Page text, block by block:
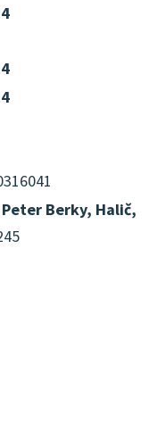
Peter Berky, Halič,